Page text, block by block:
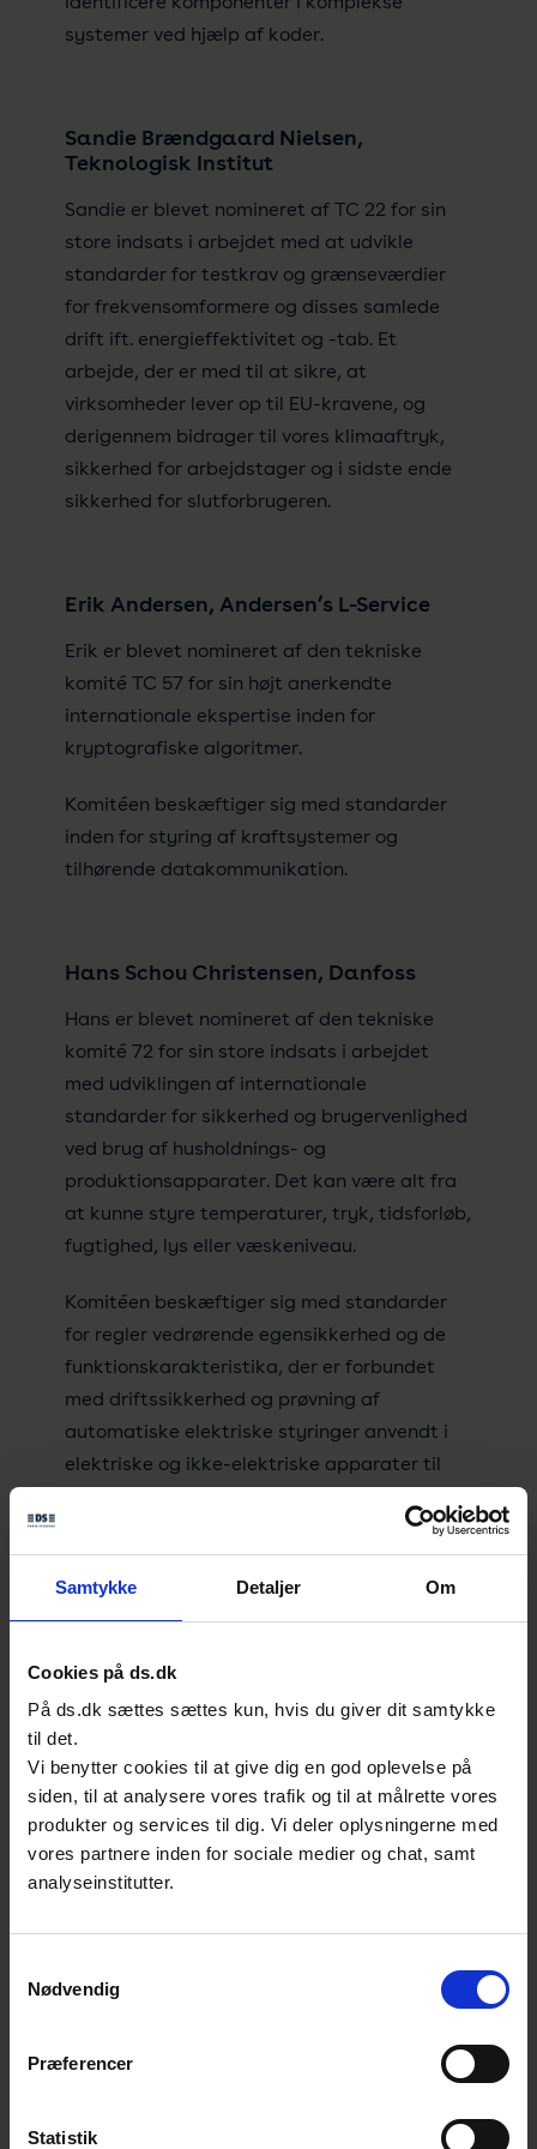
Samtykke Detaljer Om
Cookies på ds.dk
På ds.dk sættes sættes kun, hvis du giver dit samtykke
til det.
Vi benytter cookies til at give dig en god oplevelse på
siden, til at analysere vores trafik og til at målrette vores
produkter og services til dig. Vi deler oplysningerne med
vores partnere inden for sociale medier og chat, samt
analyseinstitutter.
Nødvendig
Præferencer
Statistik
systemer ved hjælp af koder.
Sandie Brændgaard Nielsen,
Teknologisk Institut
Sandie er blevet nomineret af TC 22 for sin
store indsats i arbejdet med at udvikle
standarder for testkrav og grænseværdier
for frekvensomformere og disses samlede
drift ift. energieffektivitet og -tab. Et
arbejde, der er med til at sikre, at
virksomheder lever op til EU-kravene, og
derigennem bidrager til vores klimaaftryk,
sikkerhed for arbejdstager og i sidste ende
sikkerhed for slutforbrugeren.
Erik Andersen, Andersen’s L-Service
Erik er blevet nomineret af den tekniske
komité TC 57 for sin højt anerkendte
internationale ekspertise inden for
kryptografiske algoritmer.
Komitéen beskæftiger sig med standarder
inden for styring af kraftsystemer og
tilhørende datakommunikation.
Hans Schou Christensen, Danfoss
Hans er blevet nomineret af den tekniske
komité 72 for sin store indsats i arbejdet
med udviklingen af internationale
standarder for sikkerhed og brugervenlighed
ved brug af husholdnings- og
produktionsapparater. Det kan være alt fra
at kunne styre temperaturer, tryk, tidsforløb,
fugtighed, lys eller væskeniveau.
Komitéen beskæftiger sig med standarder
for regler vedrørende egensikkerhed og de
funktionskarakteristika, der er forbundet
med driftssikkerhed og prøvning af
automatiske elektriske styringer anvendt i
elektriske og ikke-elektriske apparater til
Per Thåstrup Jensen, Force Technology
77 for sin store indsats og ledende rolle i
arbejdet med at udvikle standarder for
elektromagnetisk kompatibilitet
(forligelighed) mellem elektriske
apparater. Formålet med arbejdet er at få
markedsført elektriske apparater, der ikke
ved frembringelse af elektrisk støj forstyrrer
forstyrret af elektrisk støj fra andre
dedikerede arbejde i dette udvalg, er han
Jan Juul Jensen, UL Demko